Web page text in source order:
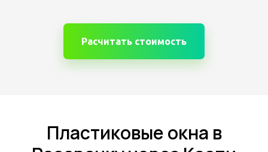
Расчитать стоимость
Пластиковые окна в